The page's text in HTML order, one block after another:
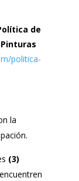
de
Pinturas
politica-
la
(3)